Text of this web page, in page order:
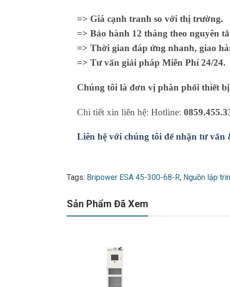
=> Giá cạnh tranh so với thị trường.
=> Bảo hành 12 tháng theo nguyên
=> Thời gian đáp ứng nhanh, giao
=> Tư vấn giải pháp Miễn Phí 24/24.
Chúng tôi là đơn vị phân phối thiết
Chi tiết xin liên hệ: Hotline:
Liên hệ với chúng tôi để nhận tư vấn
Tags: Bripower ESA 45-300-68-R, Nguồn lập
Sản Phẩm Đã Xem